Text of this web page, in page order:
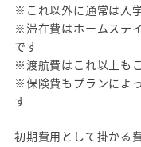
※これ以外に通常は入
※滞在費はホームステ
です
※渡航費はこれ以上も
※保険費もプランによ
す
初期費用として掛かる